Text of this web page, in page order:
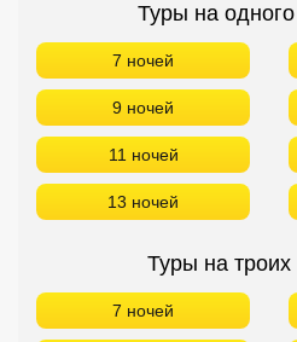
Туры на
7 ночей
9 ночей
11 ночей
13 ночей
Туры на
7 ночей